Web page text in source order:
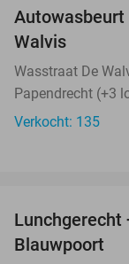
Autowasbeurt
Walvis
Wasstraat De
Papendrecht (+3
Verkocht: 135
Lunchgerecht
Blauwpoort